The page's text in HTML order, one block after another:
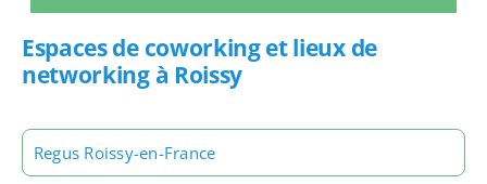
Espaces de coworking et lieux de
networking à Roissy
Regus Roissy-en-France